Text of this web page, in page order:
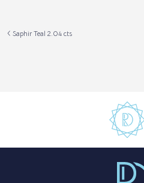
Saphir Teal 2.04 cts